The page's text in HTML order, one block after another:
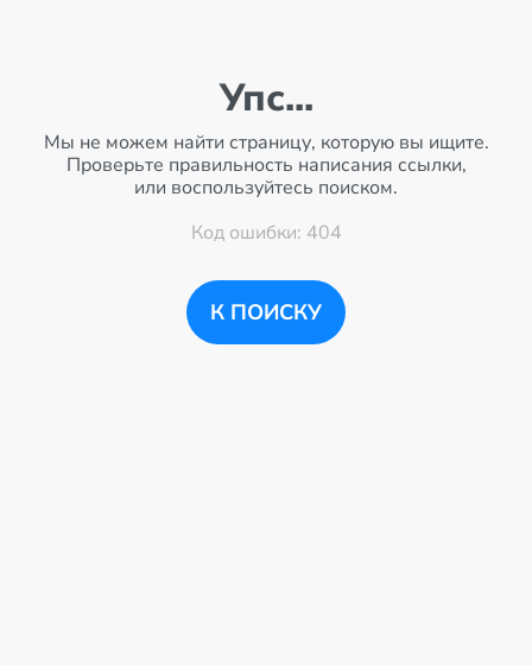
Упс...
Мы не можем найти страницу, которую вы ищите.
Проверьте правильность написания ссылки,
или воспользуйтесь поиском.
Код ошибки: 404
К ПОИСКУ